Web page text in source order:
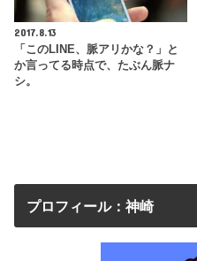
2017.8.13
「このLINE、脈アリかな？」と
か言ってる時点で、たぶん脈ナ
シ。
プロフィール：神崎